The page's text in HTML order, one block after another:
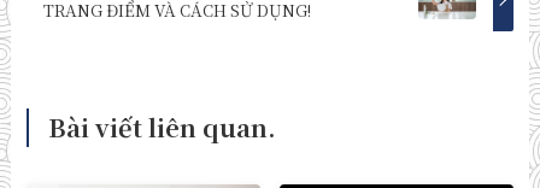
TRANG ĐIỂM VÀ CÁCH SỬ DỤNG!
Bài viết liên quan.